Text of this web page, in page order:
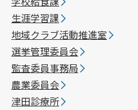
生涯学習課
地域クラブ活動推進室
選挙管理委員会
監査委員事務局
農業委員会
津田診療所